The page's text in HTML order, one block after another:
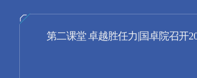
第二课堂 卓越胜任力|国卓院召开